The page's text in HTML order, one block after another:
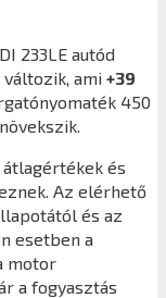
233LE autód
ami +39
450
és
Az elérhető
és az
esetben a
motor
a fogyasztás